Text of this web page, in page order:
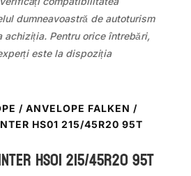
dumneavoastră de autoturism
achiziția. Pentru orice întrebări,
este la dispoziția
/ ANVELOPE FALKEN /
HS01 215/45R20 95T
HS01 215/45R20 95T